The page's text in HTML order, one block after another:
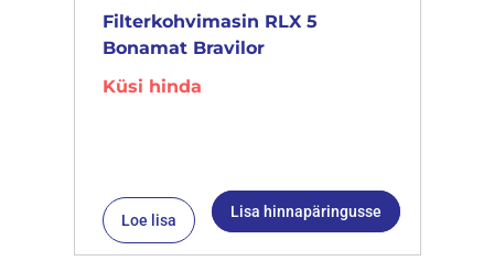
Filterkohvimasin RLX 5
Bonamat Bravilor
Küsi hinda
Loe lisa Lisa hinnapäringusse